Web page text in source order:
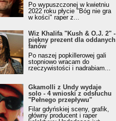
Po wypuszczonej w kwietniu
2022 roku płycie "Bóg nie gra
w kości" raper z...
Wiz Khalifa "Kush & O.J. 2" -
piękny prezent dla oddanych
fanów
Po naszej popkillerowej gali
stopniowo wracam do
rzeczywistości i nadrabiam...
Gkamolli z Undy wydaje
solo - 4 wnioski z odsłuchu
"Pełnego przepływu"
Filar gdyńskiej sceny, grafik,
główny producent i raper